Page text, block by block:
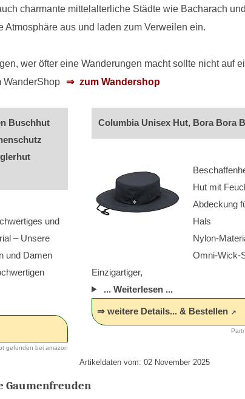
charmante mittelalterliche Städte wie Bacharach
aus und laden zum Verweilen ein.
wer öfter eine Wanderungen macht sollte nicht auf
WanderShop
zum Wandershop
Buschhut
und
– Unsere
und Damen
gefunden bei amazon
Columbia Unisex Hut, Bora Bora
Hut mit
Abdeckung
Hals
Nylon-
Omni-Wick-
Einzigartiger,
... Weiterlesen ...
⇒ weitere Details... & Bestellen
Artikeldaten vom: 02 November 2025
Gaumenfreuden